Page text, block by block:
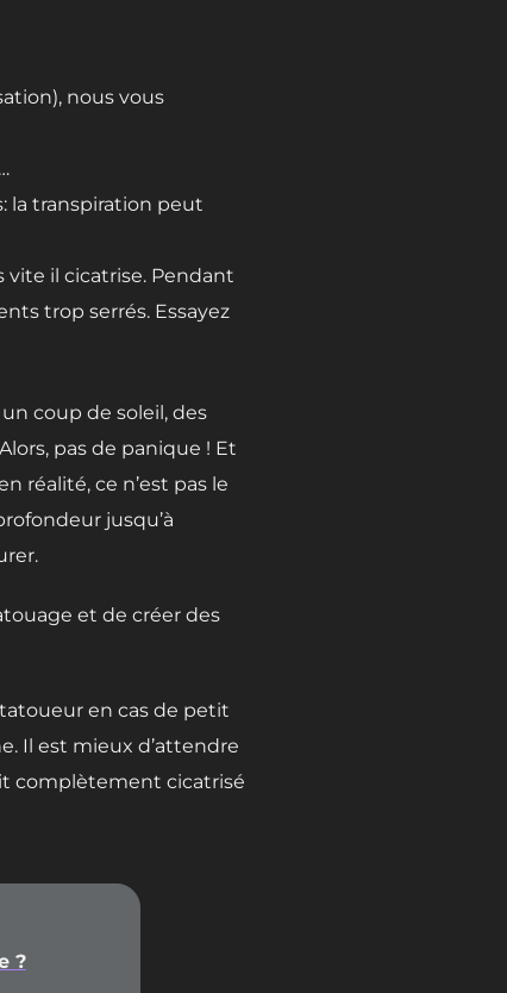
nous vous
la transpiration peut
vite il cicatrise. Pendant
trop serrés. Essayez
coup de soleil, des
pas de panique ! Et
réalité, ce n’est pas le
jusqu’à
et de créer des
en cas de petit
Il est mieux d’attendre
complètement cicatrisé
?